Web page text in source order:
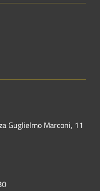
Guglielmo Marconi, 11